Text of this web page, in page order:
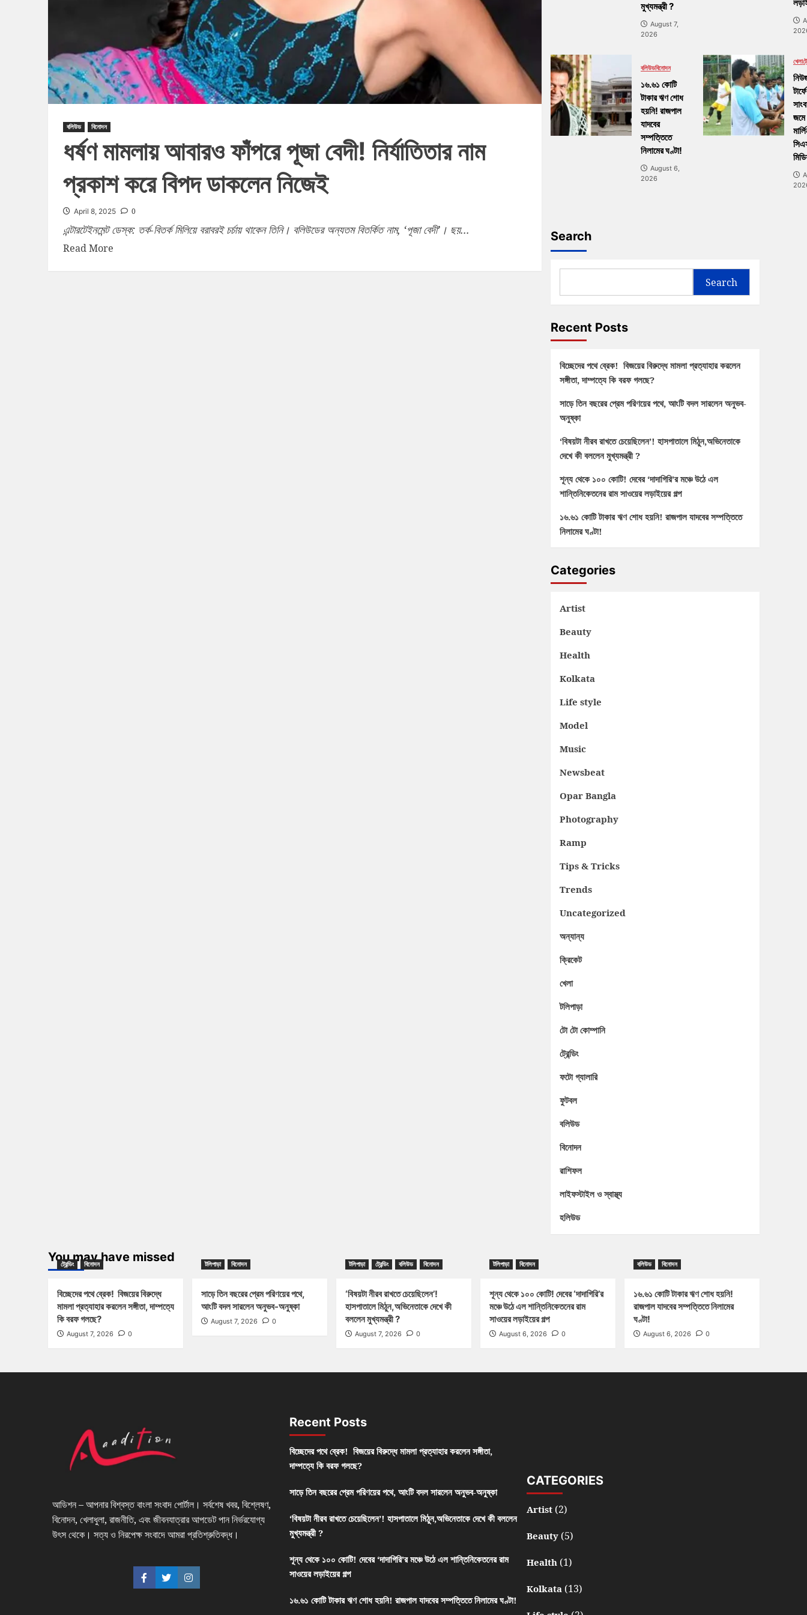
বলিউড বিনোদন
ধর্ষণ মামলায় আবারও ফাঁপরে পূজা বেদী! নির্যাতিতার নাম
প্রকাশ করে বিপদ ডাকলেন নিজেই
April 8, 2025 0
এন্টারটেইনমেন্ট ডেস্ক: তর্ক-বিতর্ক মিলিয়ে বরাবরই চর্চায় থাকেন তিনি। বলিউডের অন্যতম বিতর্কিত নাম, ‘পূজা বেদী’। ছয়...
Read More
মুখ্যমন্ত্রী ?
August 7,
2026
বলিউডবিনোদন
১৬.৬১ কোটি
টাকার ঋণ শোধ
হয়নি! রাজপাল
যাদবের
সম্পত্তিতে
নিলামের ঘণ্টা!
August 6,
2026
খেলা
টার্ফে
Search
Search
Recent Posts
বিচ্ছেদের পথে ব্রেক! বিজয়ের বিরুদ্ধে মামলা প্রত্যাহার করলেন
সঙ্গীতা, দাম্পত্যে কি বরফ গলছে?
সাড়ে তিন বছরের প্রেম পরিণয়ের পথে, আংটি বদল সারলেন অনুভব-
অনুষ্কা
‘বিষয়টা নীরব রাখতে চেয়েছিলেন’! হাসপাতালে মিঠুন,অভিনেতাকে
দেখে কী বললেন মুখ্যমন্ত্রী ?
শূন্য থেকে ১০০ কোটি! দেবের ‘দাদাগিরি’র মঞ্চে উঠে এল
শান্তিনিকেতনের রাম সাওয়ের লড়াইয়ের গল্প
১৬.৬১ কোটি টাকার ঋণ শোধ হয়নি! রাজপাল যাদবের সম্পত্তিতে
নিলামের ঘণ্টা!
Categories
Artist
Beauty
Health
Kolkata
Life style
Model
Music
Newsbeat
Opar Bangla
Photography
Ramp
Tips & Tricks
Trends
Uncategorized
অন্যান্য
ক্রিকেট
খেলা
টলিপাড়া
টো টো কোম্পানি
ট্রেন্ডিং
ফটো গ্যালারি
ফুটবল
বলিউড
বিনোদন
রাশিফল
লাইফস্টাইল ও স্বাস্থ্য
হলিউড
You may have missed
ট্রেন্ডিং বিনোদন
বিচ্ছেদের পথে ব্রেক! বিজয়ের বিরুদ্ধে
মামলা প্রত্যাহার করলেন সঙ্গীতা, দাম্পত্যে
কি বরফ গলছে?
August 7, 2026 0
টলিপাড়া বিনোদন
সাড়ে তিন বছরের প্রেম পরিণয়ের পথে,
আংটি বদল সারলেন অনুভব-অনুষ্কা
August 7, 2026 0
টলিপাড়া ট্রেন্ডিং বলিউড বিনোদন
‘বিষয়টা নীরব রাখতে চেয়েছিলেন’!
হাসপাতালে মিঠুন,অভিনেতাকে দেখে কী
বললেন মুখ্যমন্ত্রী ?
August 7, 2026 0
টলিপাড়া বিনোদন
শূন্য থেকে ১০০ কোটি! দেবের ‘দাদাগিরি’র
মঞ্চে উঠে এল শান্তিনিকেতনের রাম
সাওয়ের লড়াইয়ের গল্প
August 6, 2026 0
বলিউড বিনোদন
১৬.৬১ কোটি টাকার ঋণ শোধ হয়নি!
রাজপাল যাদবের সম্পত্তিতে নিলামের
ঘণ্টা!
August 6, 2026 0
আডিশন – আপনার বিশ্বস্ত বাংলা সংবাদ পোর্টাল। সর্বশেষ খবর, বিশ্লেষণ,
বিনোদন, খেলাধুলা, রাজনীতি, এবং জীবনযাত্রার আপডেট পান নির্ভরযোগ্য
উৎস থেকে। সত্য ও নিরপেক্ষ সংবাদে আমরা প্রতিশ্রুতিবদ্ধ।
Recent Posts
বিচ্ছেদের পথে ব্রেক! বিজয়ের বিরুদ্ধে মামলা প্রত্যাহার করলেন সঙ্গীতা,
দাম্পত্যে কি বরফ গলছে?
সাড়ে তিন বছরের প্রেম পরিণয়ের পথে, আংটি বদল সারলেন অনুভব-অনুষ্কা
‘বিষয়টা নীরব রাখতে চেয়েছিলেন’! হাসপাতালে মিঠুন,অভিনেতাকে দেখে কী বললেন
মুখ্যমন্ত্রী ?
শূন্য থেকে ১০০ কোটি! দেবের ‘দাদাগিরি’র মঞ্চে উঠে এল শান্তিনিকেতনের রাম
সাওয়ের লড়াইয়ের গল্প
১৬.৬১ কোটি টাকার ঋণ শোধ হয়নি! রাজপাল যাদবের সম্পত্তিতে নিলামের ঘণ্টা!
CATEGORIES
Artist (2)
Beauty (5)
Health (1)
Kolkata (13)